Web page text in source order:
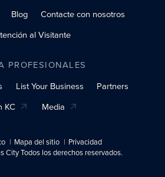
Blog
Contacte con nosotros
al Visitante
PROFESIONALES
List Your Business
Partners
KC
Media
Mapa del sitio
Privacidad
City Todos los derechos reservados.